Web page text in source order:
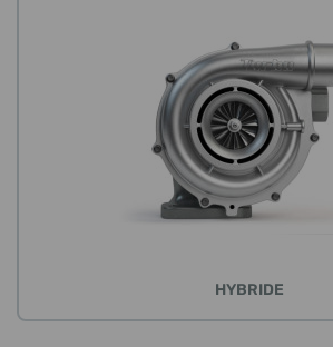
HYBRIDE